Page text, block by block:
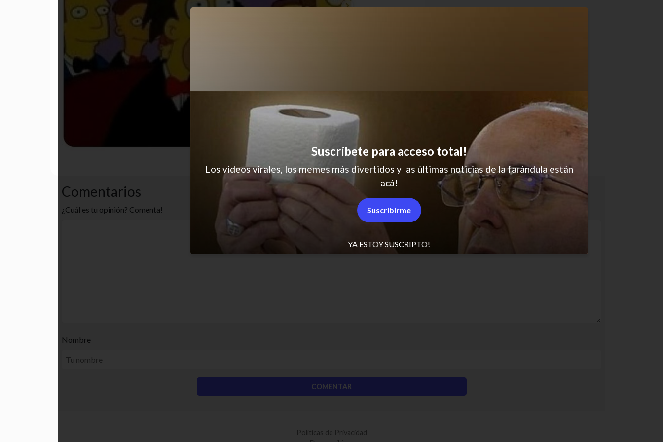
Comentarios
¿Cuál es tu opinión? Comenta!
Nombre
Políticas de Privacidad
YA ESTOY SUSCRIPTO!
Suscríbete para acceso total!
Los videos virales, los memes más divertidos y las últimas noticias de la farándula están
acá!
Suscribirme